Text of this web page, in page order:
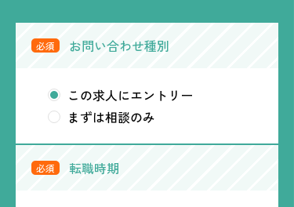
必須 お問い合わせ種別
この求人にエントリー
まずは相談のみ
必須 転職時期